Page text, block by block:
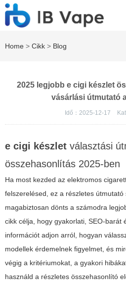
Home > Cikk > Blog
2025 legjobb e cigi készlet
vásárlási útmutató
Idő：2025-12-17
e cigi készlet választási
összehasonlítás 2025-ben
Ha most kezded az elektromos
felszerelésed, ez a részletes
magabiztosan dönts a számodra
cikk célja, hogy gyakorlati, SEO-barát
információt adjon arról, hogyan
modellek érdemelnek figyelmet, és
végig a kritériumokat, a gyakori
használd a részletes összehasonlító